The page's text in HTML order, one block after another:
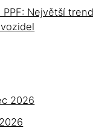
PPF: Největší
2026